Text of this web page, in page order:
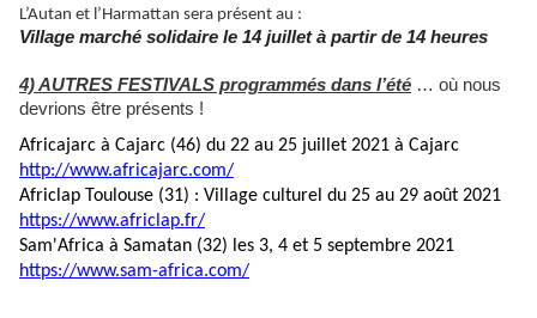
L’Autan et l’Harmattan sera présent au :
Village marché solidaire le 14 juillet à partir de 14 heures
4) AUTRES FESTIVALS programmés dans l’été … où nous
devrions être présents !
Africajarc à Cajarc (46) du 22 au 25 juillet 2021 à Cajarc
http://www.africajarc.com/
Africlap Toulouse (31) : Village culturel du 25 au 29 août 2021
https://www.africlap.fr/
Sam'Africa à Samatan (32) les 3, 4 et 5 septembre 2021
https://www.sam-africa.com/